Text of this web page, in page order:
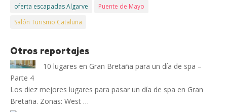
oferta escapadas Algarve
Puente de Mayo
Salón Turismo Cataluña
Otros reportajes
10 lugares en Gran Bretaña para un día de spa –
Parte 4
Los diez mejores lugares para pasar un día de spa en Gran
Bretaña. Zonas: West …